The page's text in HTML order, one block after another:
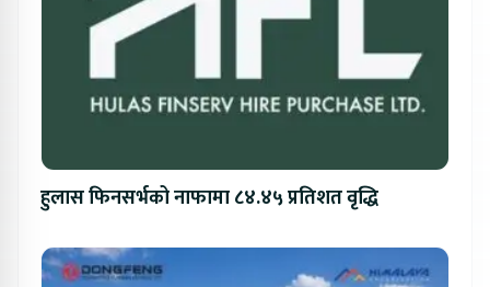
हुलास फिनसर्भको नाफामा ८४.४५ प्रतिशत वृद्धि